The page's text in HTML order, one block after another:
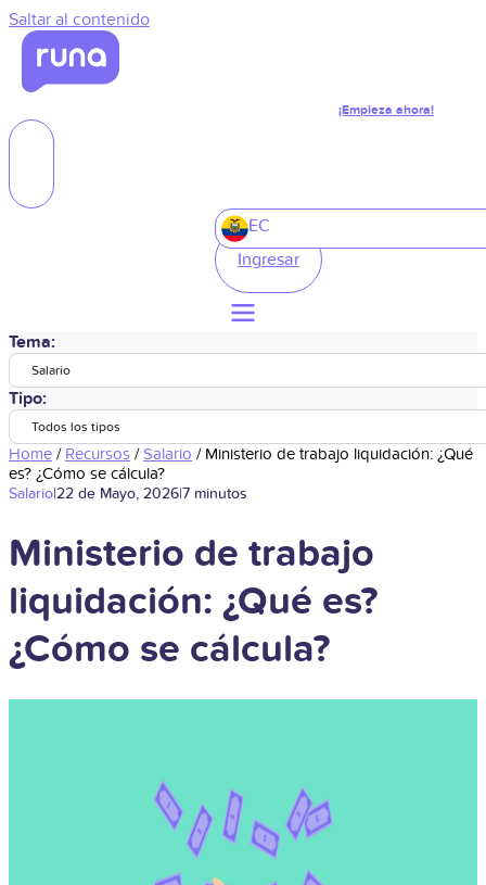
Saltar al contenido
¡Empieza ahora!
EC
Ingresar
Tema:
Salario
Tipo:
Todos los tipos
Home / Recursos /Salario / Ministerio de trabajo liquidación: ¿Qué
es? ¿Cómo se cálcula?
Salario|22 de Mayo, 2026|7 minutos
Ministerio de trabajo
liquidación: ¿Qué es?
¿Cómo se cálcula?